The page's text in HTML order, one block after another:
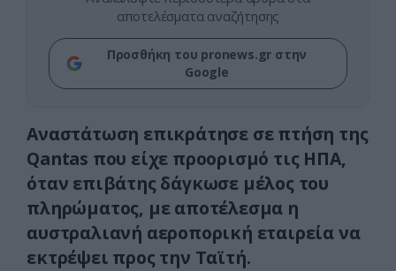
αποτελέσματα αναζήτησης
Προσθήκη του pronews.gr στην
Google
Αναστάτωση επικράτησε σε πτήση της
Qantas που είχε προορισμό τις ΗΠΑ,
όταν επιβάτης δάγκωσε μέλος του
πληρώματος, με αποτέλεσμα η
αυστραλιανή αεροπορική εταιρεία να
εκτρέψει προς την Ταϊτή.